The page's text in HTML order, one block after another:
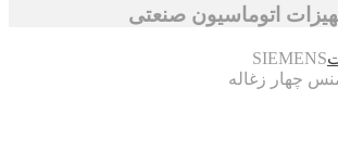
اتوماسیون صنعتی
SIEMENS
چهار زغاله